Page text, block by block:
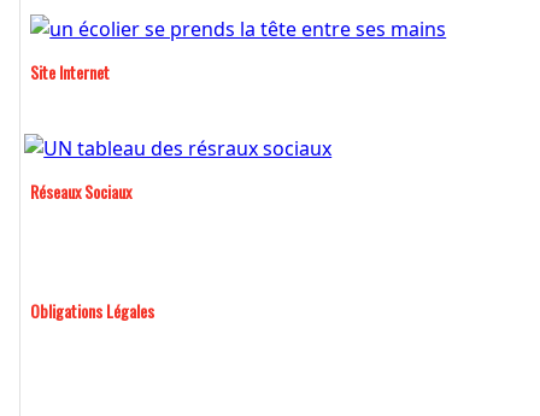
Site Internet
Réseaux Sociaux
Obligations Légales